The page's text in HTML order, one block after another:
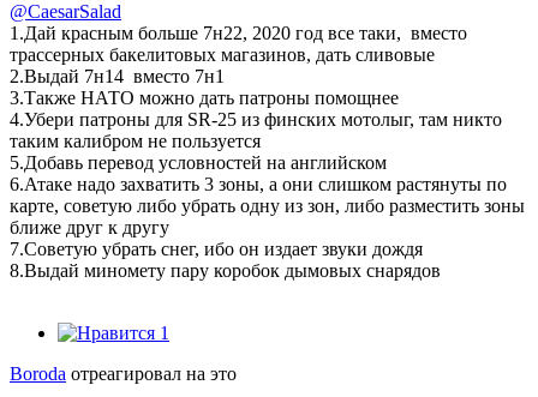
@CaesarSalad
1.Дай красным больше 7н22, 2020 год все таки, вместо
трассерных бакелитовых магазинов, дать сливовые
2.Выдай 7н14 вместо 7н1
3.Также НАТО можно дать патроны помощнее
4.Убери патроны для SR-25 из финских мотолыг, там никто
таким калибром не пользуется
5.Добавь перевод условностей на английском
6.Атаке надо захватить 3 зоны, а они слишком растянуты по
карте, советую либо убрать одну из зон, либо разместить зоны
ближе друг к другу
7.Советую убрать снег, ибо он издает звуки дождя
8.Выдай миномету пару коробок дымовых снарядов
1
Boroda отреагировал на это